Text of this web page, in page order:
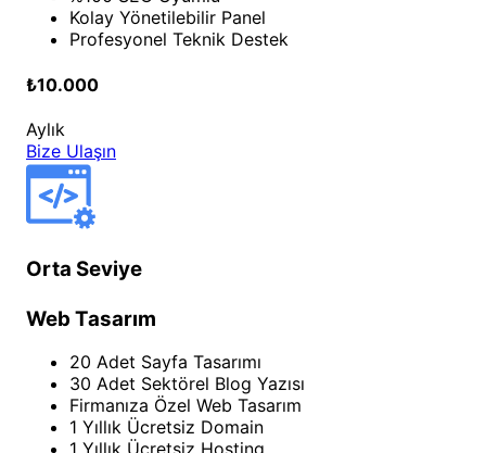
Kolay Yönetilebilir Panel
Profesyonel Teknik Destek
₺10.000
Aylık
Bize Ulaşın
Orta Seviye
Web Tasarım
20 Adet Sayfa Tasarımı
30 Adet Sektörel Blog Yazısı
Firmanıza Özel Web Tasarım
1 Yıllık Ücretsiz Domain